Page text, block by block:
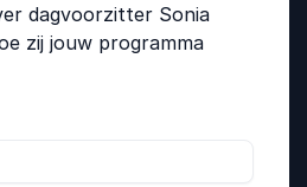
dagvoorzitter Sonia
zij jouw programma